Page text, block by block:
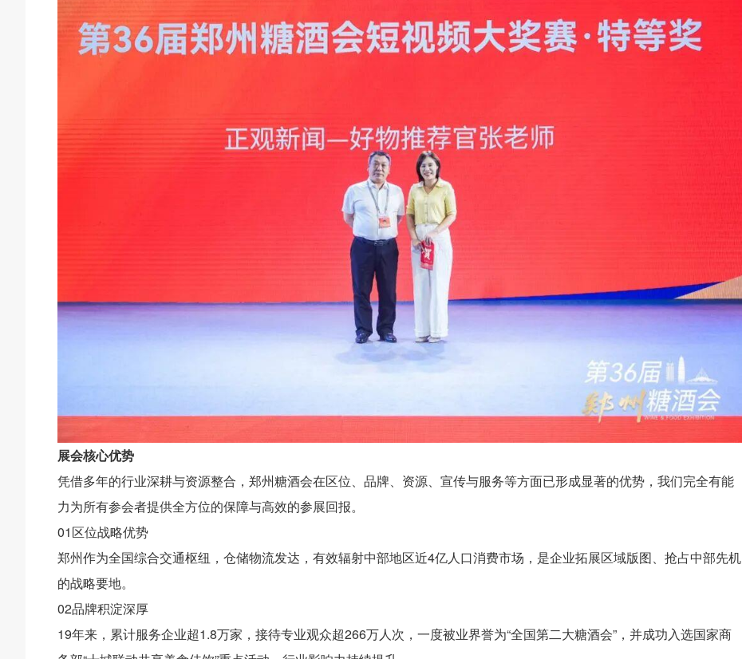
展会核心优势
凭借多年的行业深耕与资源整合，郑州糖酒会在区位、品牌、资源、宣传与服务等方面已形成显著的优势，我们完全有能
力为所有参会者提供全方位的保障与高效的参展回报。
01区位战略优势
郑州作为全国综合交通枢纽，仓储物流发达，有效辐射中部地区近4亿人口消费市场，是企业拓展区域版图、抢占中部先机
的战略要地。
02品牌积淀深厚
19年来，累计服务企业超1.8万家，接待专业观众超266万人次，一度被业界誉为“全国第二大糖酒会”，并成功入选国家商